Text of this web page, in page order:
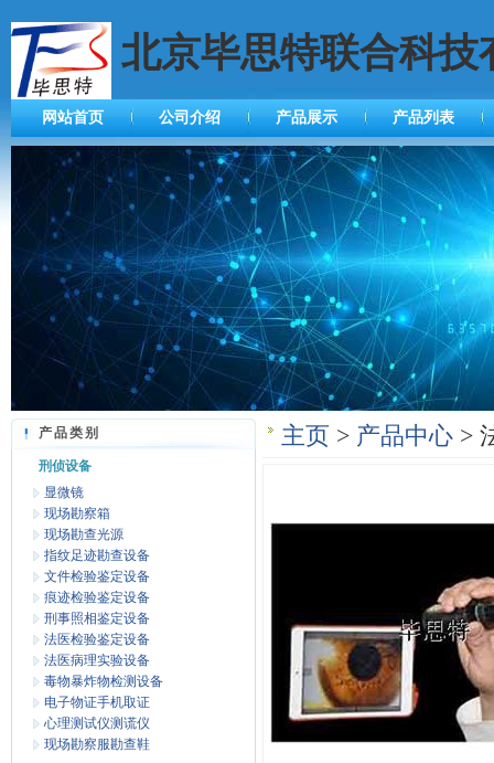
北京毕思特联合科技
网站首页 公司介绍 产品展示 产品列表
产品类别
刑侦设备
显微镜
现场勘察箱
现场勘查光源
指纹足迹勘查设备
文件检验鉴定设备
痕迹检验鉴定设备
刑事照相鉴定设备
法医检验鉴定设备
法医病理实验设备
毒物暴炸物检测设备
电子物证手机取证
心理测试仪测谎仪
现场勘察服勘查鞋
主页 > 产品中心 >